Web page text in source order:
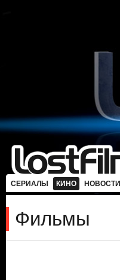
СЕРИАЛЫ КИНО НОВОСТИ
Фильмы